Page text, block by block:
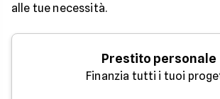
alle tue necessità.
Prestito personale
Finanzia tutti i tuoi